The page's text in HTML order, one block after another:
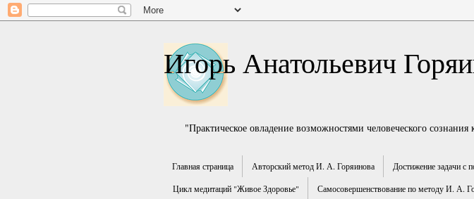
Игорь Анатольевич
"Практическое овладение возможностями человеческого
Главная страница Авторский метод И. А. Горяинова Достижение задачи с
Цикл медитаций "Живое Здоровье"
Самосовершенствование по методу И. А.